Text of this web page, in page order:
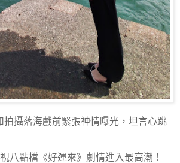
拍攝落海戲前緊張神情曝光，坦言心跳
八點檔《好運來》劇情進入最高潮！